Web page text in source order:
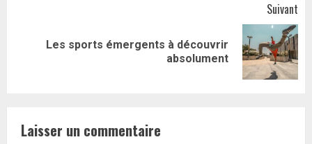
Suivant
Les sports émergents à découvrir
absolument
Laisser un commentaire